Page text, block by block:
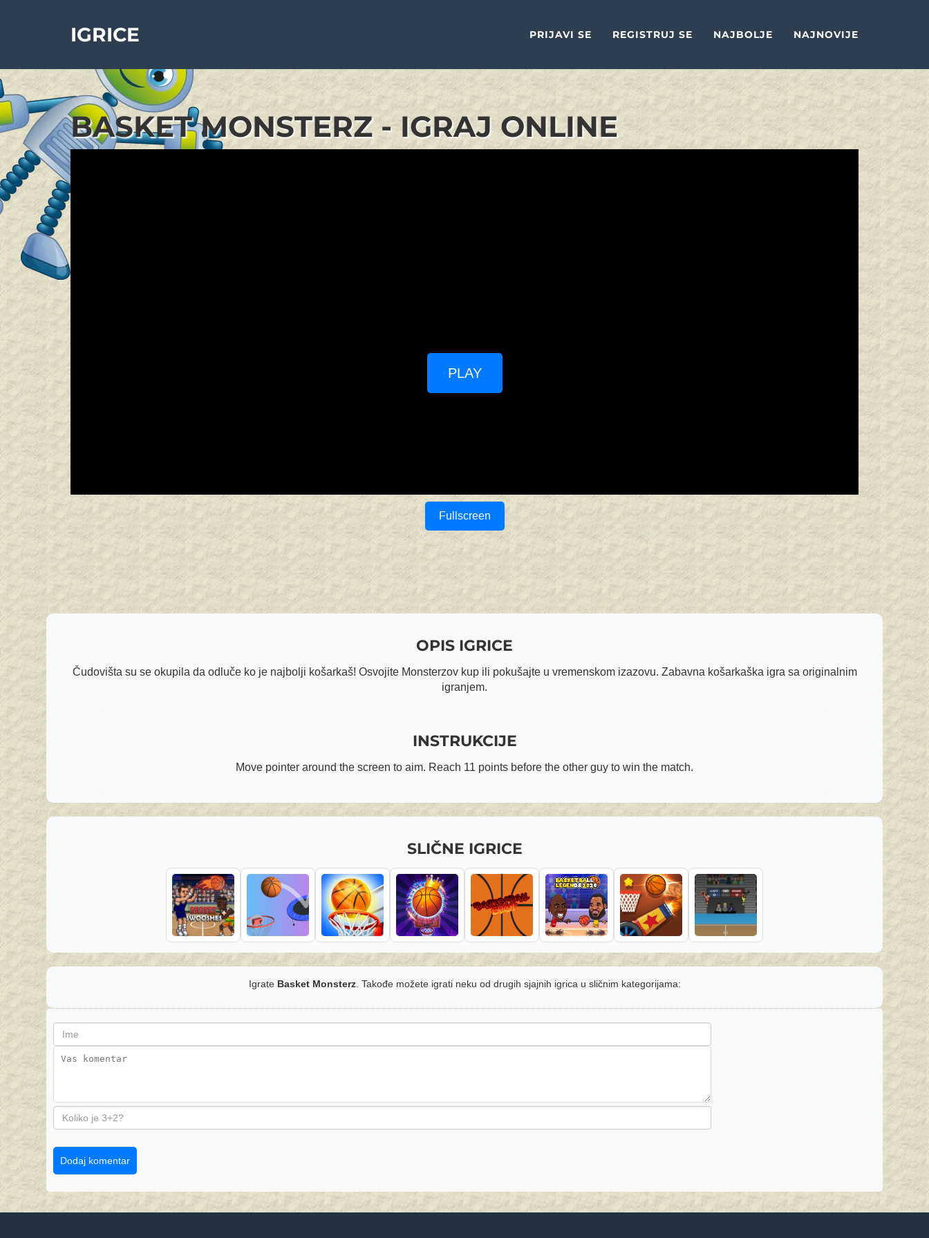
IGRICE PRIJAVI SE REGISTRUJ SE NAJBOLJE NAJNOVIJE
BASKET MONSTERZ - IGRAJ ONLINE
PLAY
Fullscreen
OPIS IGRICE
Čudovišta su se okupila da odluče ko je najbolji košarkaš! Osvojite Monsterzov kup ili pokušajte u vremenskom izazovu. Zabavna košarkaška igra sa originalnim
igranjem.
INSTRUKCIJE
Move pointer around the screen to aim. Reach 11 points before the other guy to win the match.
SLIČNE IGRICE
Igrate Basket Monsterz. Takođe možete igrati neku od drugih sjajnih igrica u sličnim kategorijama:
Dodaj komentar